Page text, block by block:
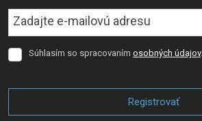
Súhlasím
osobných
Súhlasím so spracovaním osobných údajov.
Registrovať